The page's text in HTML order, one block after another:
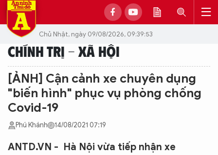
Chủ Nhật, ngày 09/08/2026, 09:39:53
CHÍNH TRỊ - XÃ HỘI
[ẢNH] Cận cảnh xe chuyên dụng
"biến hình" phục vụ phòng chống
Covid-19
Phú Khánh 14/08/2021 07:19
ANTD.VN - Hà Nội vừa tiếp nhận xe